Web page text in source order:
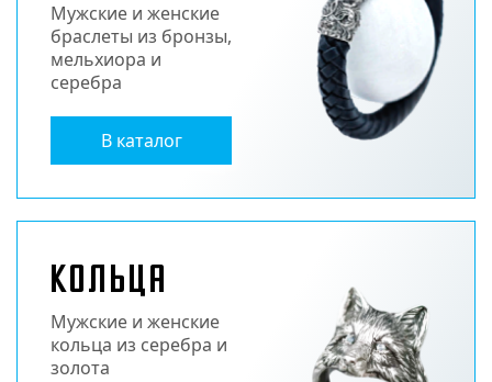
Мужские и женские
браслеты из бронзы,
мельхиора и
серебра
В каталог
Кольца
Мужские и женские
кольца из серебра и
золота